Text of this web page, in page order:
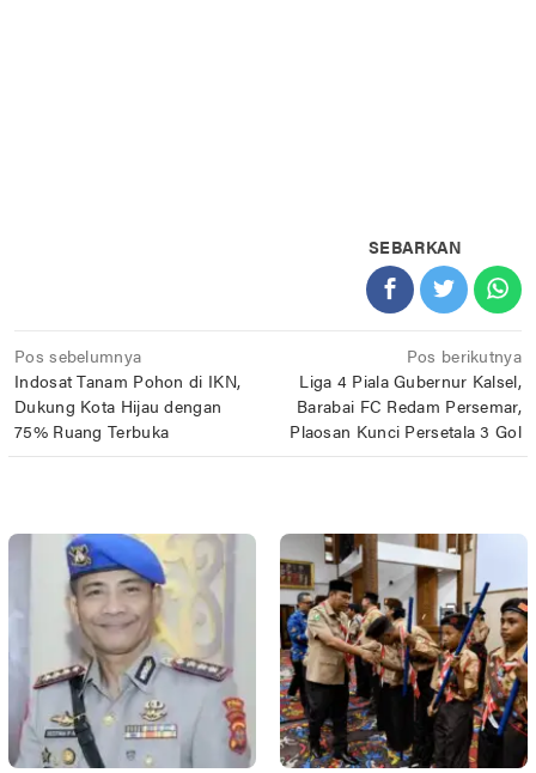
SEBARKAN
Navigasi
pos
Pos sebelumnya
Indosat Tanam Pohon di IKN,
Dukung Kota Hijau dengan
75% Ruang Terbuka
Pos berikutnya
Liga 4 Piala Gubernur Kalsel,
Barabai FC Redam Persemar,
Plaosan Kunci Persetala 3 Gol